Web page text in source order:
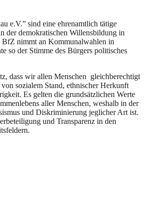
e.V.” sind eine ehrenamtlich tätige
der demokratischen Willensbildung in
nimmt an Kommunalwahlen in
so der Stimme des Bürgers politisches
dass wir allen Menschen gleichberechtigt
sozialem Stand, ethnischer Herkunft
Es gelten die grundsätzlichen Werte
aller Menschen, weshalb in der
und Diskriminierung jeglicher Art ist.
und Transparenz in den